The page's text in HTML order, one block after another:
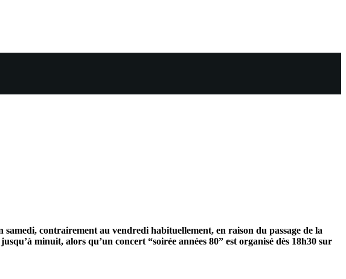
contrairement au vendredi habituellement, en raison du passage de la
minuit, alors qu’un concert “soirée années 80” est organisé dès 18h30 sur